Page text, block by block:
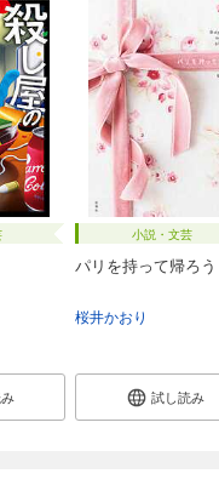
小説・文芸
パリを持って帰ろう
桜井かおり
試し読み